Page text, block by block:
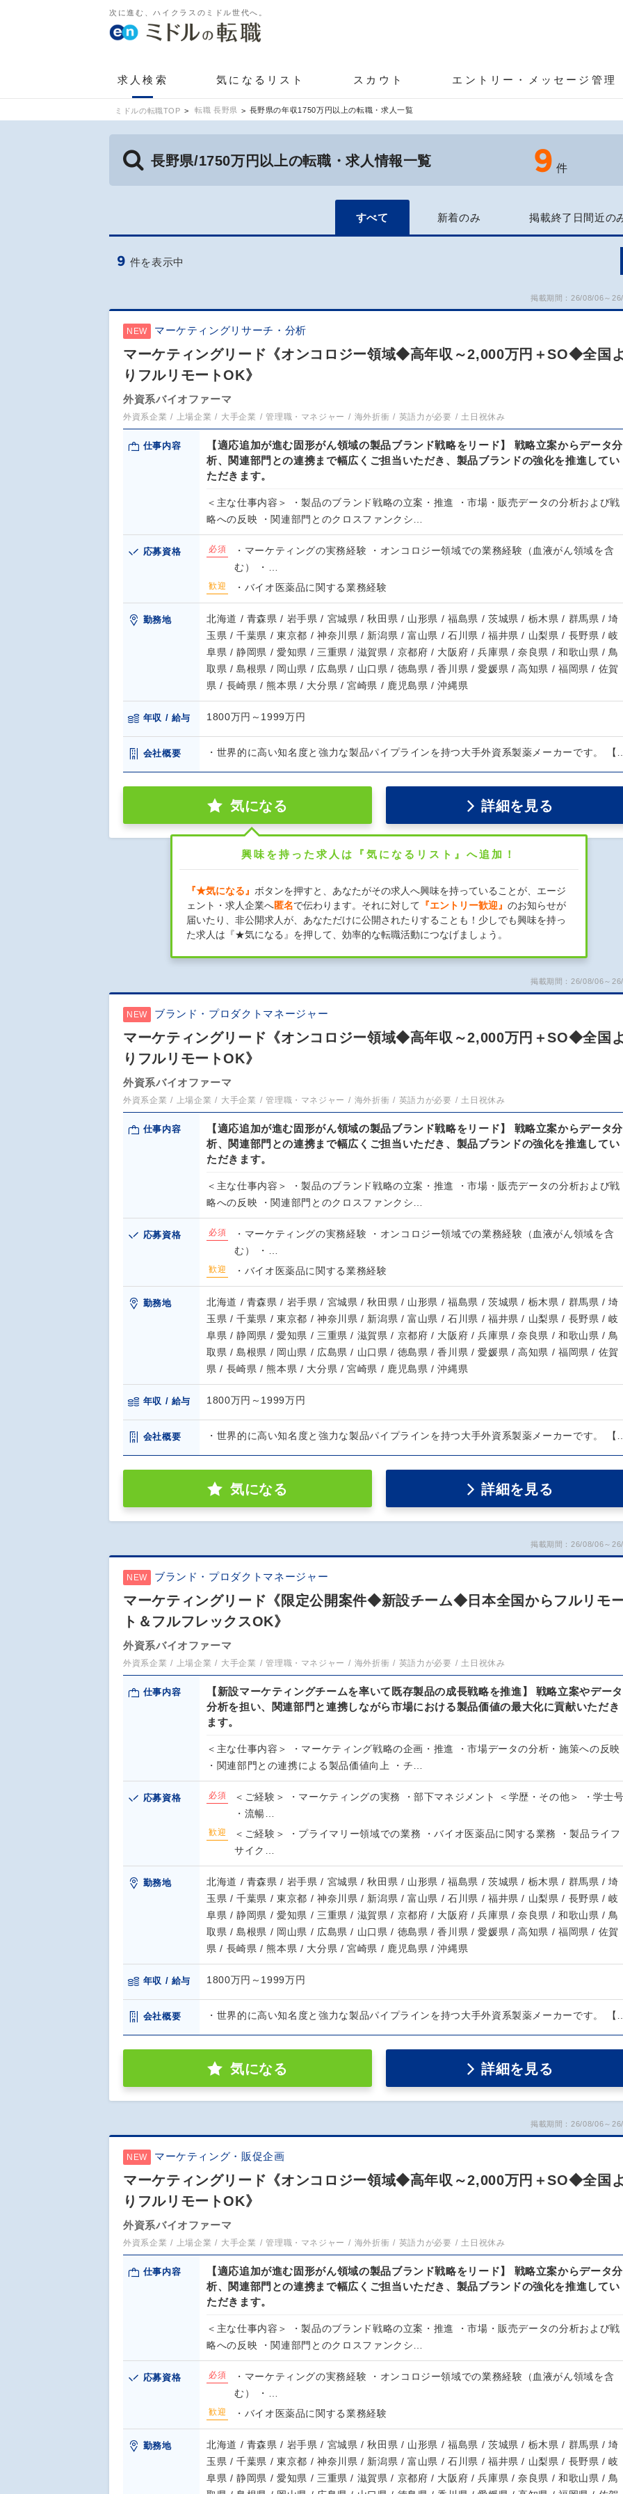
次に進む、ハイクラスのミドル世代へ。
求人検索 気になるリスト スカウト エントリー・メッセージ管理
ミドルの転職TOP 転職 長野県 長野県の年収1750万円以上の転職・求人一覧
長野県/1750万円以上の転職・求人情報一覧 9 件
すべて 新着のみ 掲載終了日間近の
9 件を表示中
掲載期間：26/08/06～
NEW マーケティングリサーチ・分析
マーケティングリード《オンコロジー領域◆高年収～2,000万円＋SO◆全国
りフルリモートOK》
外資系バイオファーマ
外資系企業 上場企業 大手企業 管理職・マネジャー 海外折衝 英語力が必要 土日祝休み
仕事内容
【適応追加が進む固形がん領域の製品ブランド戦略をリード】 戦略立案からデータ分
析、関連部門との連携まで幅広くご担当いただき、製品ブランドの強化を推進してい
ただきます。
＜主な仕事内容＞ ・製品のブランド戦略の立案・推進 ・市場・販売データの分析および戦
略への反映 ・関連部門とのクロスファンクシ…
応募資格 必須
・マーケティングの実務経験 ・オンコロジー領域での業務経験（血液がん領域を含
む） ・…
歓迎 ・バイオ医薬品に関する業務経験
勤務地
北海道 / 青森県 / 岩手県 / 宮城県 / 秋田県 / 山形県 / 福島県 / 茨城県 / 栃木県 / 群馬県 / 埼
玉県 / 千葉県 / 東京都 / 神奈川県 / 新潟県 / 富山県 / 石川県 / 福井県 / 山梨県 / 長野県 / 岐
阜県 / 静岡県 / 愛知県 / 三重県 / 滋賀県 / 京都府 / 大阪府 / 兵庫県 / 奈良県 / 和歌山県 / 鳥
取県 / 島根県 / 岡山県 / 広島県 / 山口県 / 徳島県 / 香川県 / 愛媛県 / 高知県 / 福岡県 / 佐賀
県 / 長崎県 / 熊本県 / 大分県 / 宮崎県 / 鹿児島県 / 沖縄県
年収 / 給与 1800万円～1999万円
会社概要 ・世界的に高い知名度と強力な製品パイプラインを持つ大手外資系製薬メーカーです。
気になる 詳細を見る
興味を持った求人は『気になるリスト』へ追加！
『★気になる』 ボタンを押すと、あなたがその求人へ興味を持っていることが、エージ
ェント・求人企業へ匿名で伝わります。それに対して 『エントリー歓迎』 のお知らせが
届いたり、非公開求人が、あなただけに公開されたりすることも！少しでも興味を持っ
た求人は『★気になる』を押して、効率的な転職活動につなげましょう。
掲載期間：26/08/06～
NEW ブランド・プロダクトマネージャー
マーケティングリード《オンコロジー領域◆高年収～2,000万円＋SO◆全国
りフルリモートOK》
外資系バイオファーマ
外資系企業 上場企業 大手企業 管理職・マネジャー 海外折衝 英語力が必要 土日祝休み
仕事内容
【適応追加が進む固形がん領域の製品ブランド戦略をリード】 戦略立案からデータ分
析、関連部門との連携まで幅広くご担当いただき、製品ブランドの強化を推進してい
ただきます。
＜主な仕事内容＞ ・製品のブランド戦略の立案・推進 ・市場・販売データの分析および戦
略への反映 ・関連部門とのクロスファンクシ…
応募資格 必須
・マーケティングの実務経験 ・オンコロジー領域での業務経験（血液がん領域を含
む） ・…
歓迎 ・バイオ医薬品に関する業務経験
勤務地
北海道 / 青森県 / 岩手県 / 宮城県 / 秋田県 / 山形県 / 福島県 / 茨城県 / 栃木県 / 群馬県 / 埼
玉県 / 千葉県 / 東京都 / 神奈川県 / 新潟県 / 富山県 / 石川県 / 福井県 / 山梨県 / 長野県 / 岐
阜県 / 静岡県 / 愛知県 / 三重県 / 滋賀県 / 京都府 / 大阪府 / 兵庫県 / 奈良県 / 和歌山県 / 鳥
取県 / 島根県 / 岡山県 / 広島県 / 山口県 / 徳島県 / 香川県 / 愛媛県 / 高知県 / 福岡県 / 佐賀
県 / 長崎県 / 熊本県 / 大分県 / 宮崎県 / 鹿児島県 / 沖縄県
年収 / 給与 1800万円～1999万円
会社概要 ・世界的に高い知名度と強力な製品パイプラインを持つ大手外資系製薬メーカーです。
気になる 詳細を見る
掲載期間：26/08/06～
NEW ブランド・プロダクトマネージャー
マーケティングリード《限定公開案件◆新設チーム◆日本全国からフルリモ
ト＆フルフレックスOK》
外資系バイオファーマ
外資系企業 上場企業 大手企業 管理職・マネジャー 海外折衝 英語力が必要 土日祝休み
仕事内容
【新設マーケティングチームを率いて既存製品の成長戦略を推進】 戦略立案やデータ
分析を担い、関連部門と連携しながら市場における製品価値の最大化に貢献いただき
ます。
＜主な仕事内容＞ ・マーケティング戦略の企画・推進 ・市場データの分析・施策への反映
・関連部門との連携による製品価値向上 ・チ…
応募資格 必須
＜ご経験＞ ・マーケティングの実務 ・部下マネジメント ＜学歴・その他＞ ・学士
・流暢…
歓迎
＜ご経験＞ ・プライマリー領域での業務 ・バイオ医薬品に関する業務 ・製品ライフ
サイク…
勤務地
北海道 / 青森県 / 岩手県 / 宮城県 / 秋田県 / 山形県 / 福島県 / 茨城県 / 栃木県 / 群馬県 / 埼
玉県 / 千葉県 / 東京都 / 神奈川県 / 新潟県 / 富山県 / 石川県 / 福井県 / 山梨県 / 長野県 / 岐
阜県 / 静岡県 / 愛知県 / 三重県 / 滋賀県 / 京都府 / 大阪府 / 兵庫県 / 奈良県 / 和歌山県 / 鳥
取県 / 島根県 / 岡山県 / 広島県 / 山口県 / 徳島県 / 香川県 / 愛媛県 / 高知県 / 福岡県 / 佐賀
県 / 長崎県 / 熊本県 / 大分県 / 宮崎県 / 鹿児島県 / 沖縄県
年収 / 給与 1800万円～1999万円
会社概要 ・世界的に高い知名度と強力な製品パイプラインを持つ大手外資系製薬メーカーです。
気になる 詳細を見る
掲載期間：26/08/06～
NEW マーケティング・販促企画
マーケティングリード《オンコロジー領域◆高年収～2,000万円＋SO◆全国
りフルリモートOK》
外資系バイオファーマ
外資系企業 上場企業 大手企業 管理職・マネジャー 海外折衝 英語力が必要 土日祝休み
仕事内容
【適応追加が進む固形がん領域の製品ブランド戦略をリード】 戦略立案からデータ分
析、関連部門との連携まで幅広くご担当いただき、製品ブランドの強化を推進してい
ただきます。
＜主な仕事内容＞ ・製品のブランド戦略の立案・推進 ・市場・販売データの分析および戦
略への反映 ・関連部門とのクロスファンクシ…
応募資格 必須
・マーケティングの実務経験 ・オンコロジー領域での業務経験（血液がん領域を含
む） ・…
歓迎 ・バイオ医薬品に関する業務経験
勤務地
北海道 / 青森県 / 岩手県 / 宮城県 / 秋田県 / 山形県 / 福島県 / 茨城県 / 栃木県 / 群馬県 / 埼
玉県 / 千葉県 / 東京都 / 神奈川県 / 新潟県 / 富山県 / 石川県 / 福井県 / 山梨県 / 長野県 / 岐
阜県 / 静岡県 / 愛知県 / 三重県 / 滋賀県 / 京都府 / 大阪府 / 兵庫県 / 奈良県 / 和歌山県 / 鳥